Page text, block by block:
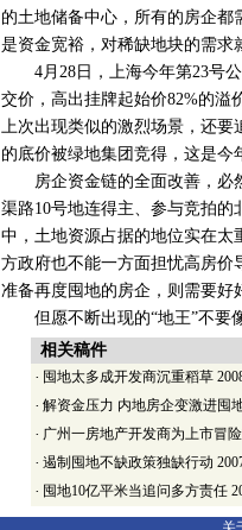
的土地储备中心，所有的房企
是资金宽裕，对稀缺地块的需求
4月28日，上海今年第23号公
交价，高出挂牌起始价82%的溢
上次出现类似的激烈场景，还要
的底价被绿地集团竞得，这是今
房企资金链的全面改善，必然
渠路10号地连得主、参与竞拍的
中，土地资源占据的地位实在太
方政府也不能一方面担忧高房价
准备再度囤地的房企，则需要好
但愿不断出现的“地王”不要像
相关稿件
· 囤地太多成开发商沉重稻草
· 解资金压力 内地房企变激进囤
· 广州一房地产开发商为上市冒
· 遏制囤地不缺政策独缺行动
· 囤地10亿平米当追问多方责任